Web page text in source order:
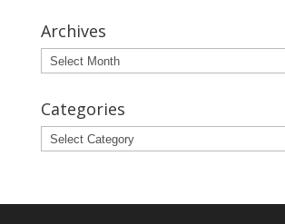
Archives
Archives
Categories
Categories